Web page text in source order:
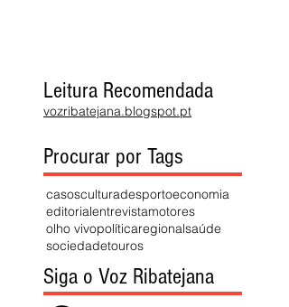
Leitura Recomendada
vozribatejana.blogspot.pt
Procurar por Tags
casosculturadesportoeconomia
editorialentrevistamotores
olho vivopolíticaregionalsaúde
sociedadetouros
Siga o Voz Ribatejana